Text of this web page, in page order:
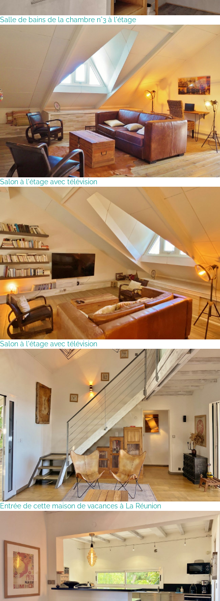
Salle de bains de la chambre n°3 à l'étage
Salon à l'étage avec télévision
Salon à l'étage avec télévision
Entrée de cette maison de vacances à La Réunion